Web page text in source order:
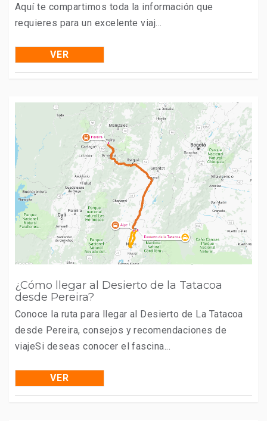
Aquí te compartimos toda la información que
requieres para un excelente viaj...
VER
¿Cómo llegar al Desierto de la Tatacoa
desde Pereira?
Conoce la ruta para llegar al Desierto de La Tatacoa
desde Pereira, consejos y recomendaciones de
viajeSi deseas conocer el fascina...
VER